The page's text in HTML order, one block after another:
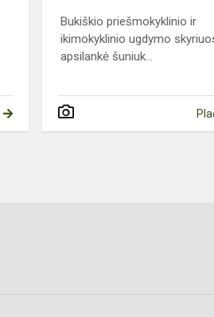
Bukiškio priešmokyklinio ir
ikimokyklinio ugdymo
apsilankė šuniuk...